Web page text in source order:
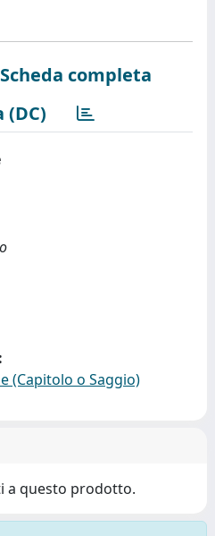
Scheda completa
(DC)
(Capitolo o Saggio)
a questo prodotto.